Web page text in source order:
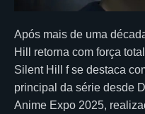
Após mais de uma
Hill retorna com força
Silent Hill f se destaca
principal da série desde
Anime Expo 2025,